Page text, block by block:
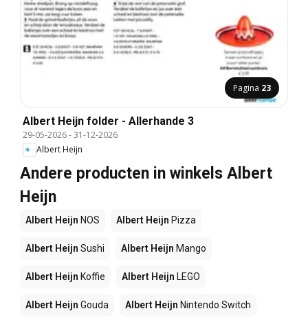
Pagina 23
Albert Heijn folder - Allerhande 3
29-05-2026-31-12-2026
Albert Heijn
Andere producten in winkels Albert
Heijn
Albert Heijn NOS Albert Heijn Pizza
Albert Heijn Sushi Albert Heijn Mango
Albert Heijn Koffie Albert Heijn LEGO
Albert Heijn Gouda Albert Heijn Nintendo Switch